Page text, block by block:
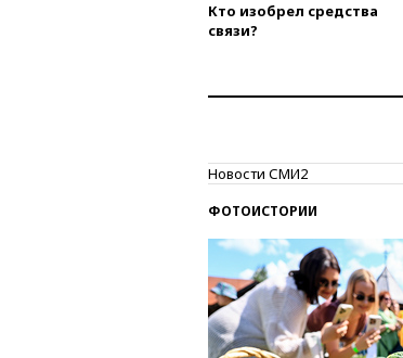
Кто изобрел средства
связи?
Новости СМИ2
ФОТОИСТОРИИ